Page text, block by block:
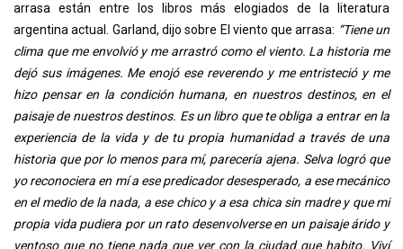
arrasa están entre los libros más elogiados de la literatura
argentina actual. Garland, dijo sobre El viento que arrasa: “Tiene un
clima que me envolvió y me arrastró como el viento. La historia me
dejó sus imágenes. Me enojó ese reverendo y me entristeció y me
hizo pensar en la condición humana, en nuestros destinos, en el
paisaje de nuestros destinos. Es un libro que te obliga a entrar en la
experiencia de la vida y de tu propia humanidad a través de una
historia que por lo menos para mí, parecería ajena. Selva logró que
yo reconociera en mí a ese predicador desesperado, a ese mecánico
en el medio de la nada, a ese chico y a esa chica sin madre y que mi
propia vida pudiera por un rato desenvolverse en un paisaje árido y
ventoso que no tiene nada que ver con la ciudad que habito. Viví